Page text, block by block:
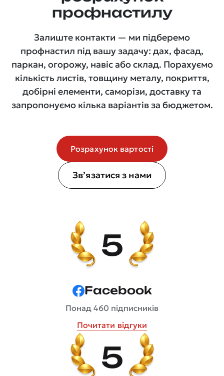
профнастилу
Залиште контакти — ми підберемо
профнастил під вашу задачу: дах, фасад,
паркан, огорожу, навіс або склад. Порахуємо
кількість листів, товщину металу, покриття,
добірні елементи, саморізи, доставку та
запропонуємо кілька варіантів за бюджетом.
Розрахунок вартості
Зв’язатися з нами
5
Facebook
Понад 460 підписників
Почитати відгуки
5